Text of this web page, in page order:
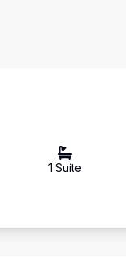
1 Suíte